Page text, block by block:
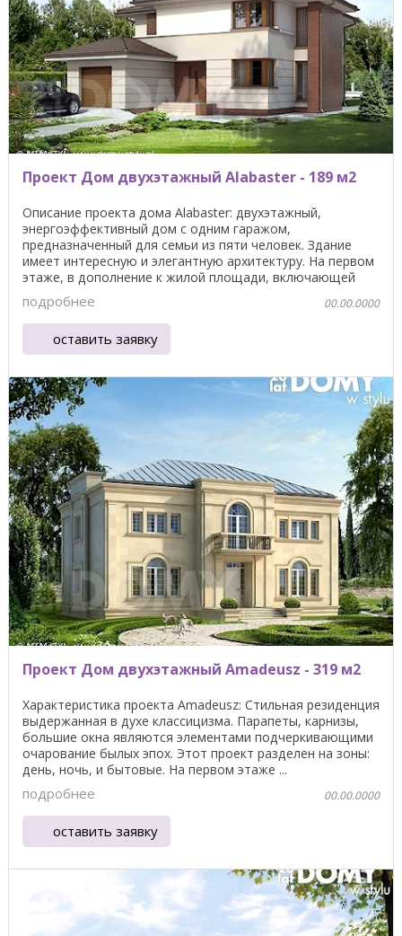
Проект Дом двухэтажный Alabaster - 189 м2
Описание проекта дома Alabaster: двухэтажный,
энергоэффективный дом с одним гаражом,
предназначенный для семьи из пяти человек. Здание
имеет интересную и элегантную архитектуру. На первом
этаже, в дополнение к жилой площади, включающей
гостиную, ...
подробнее 00.00.0000
оставить заявку
Проект Дом двухэтажный Amadeusz - 319 м2
Характеристика проекта Amadeusz: Стильная резиденция
выдержанная в духе классицизма. Парапеты, карнизы,
большие окна являются элементами подчеркивающими
очарование былых эпох. Этот проект разделен на зоны:
день, ночь, и бытовые. На первом этаже ...
подробнее 00.00.0000
оставить заявку